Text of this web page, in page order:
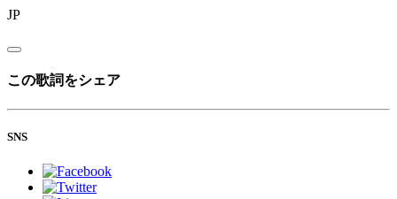
JP
この歌詞をシェア
SNS